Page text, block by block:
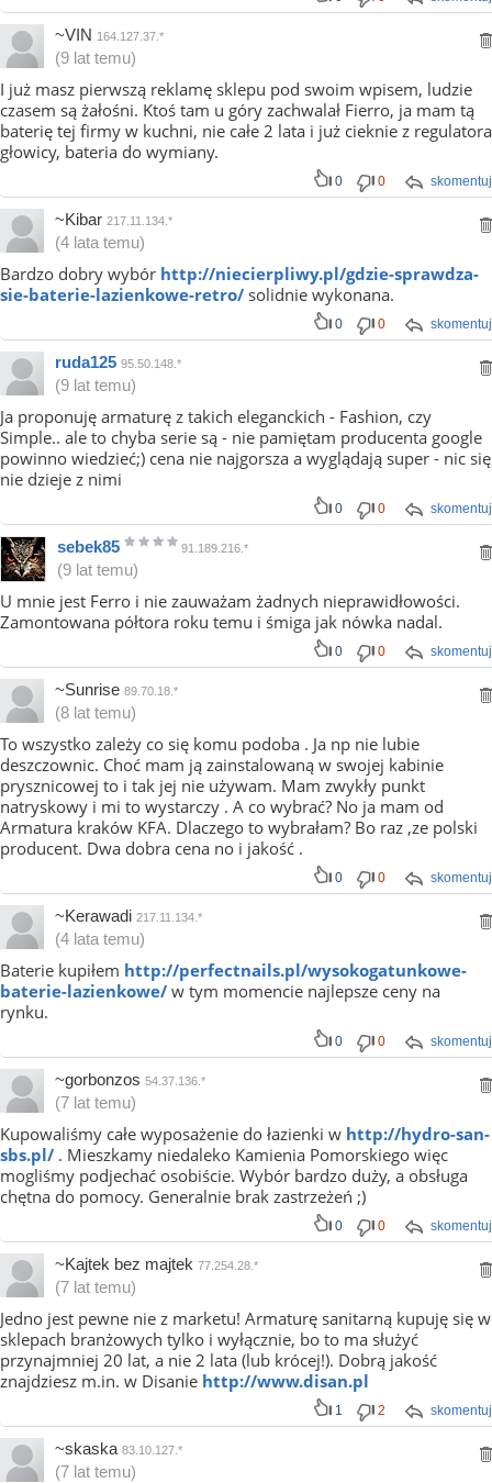
~VIN 164.127.37.*
(9 lat temu)
I już masz pierwszą reklamę sklepu pod swoim wpisem, ludzie
czasem są żałośni. Ktoś tam u góry zachwalał Fierro, ja mam tą
baterię tej firmy w kuchni, nie całe 2 lata i już cieknie z regulatora
głowicy, bateria do wymiany.
skomentuj
0 0
~Kibar 217.11.134.*
(4 lata temu)
Bardzo dobry wybór http://niecierpliwy.pl/gdzie-sprawdza-
sie-baterie-lazienkowe-retro/ solidnie wykonana.
skomentuj
0 0
ruda125 95.50.148.*
(9 lat temu)
Ja proponuję armaturę z takich eleganckich - Fashion, czy
Simple.. ale to chyba serie są - nie pamiętam producenta google
powinno wiedzieć;) cena nie najgorsza a wyglądają super - nic się
nie dzieje z nimi
skomentuj
0 0
sebek85 91.189.216.*
(9 lat temu)
U mnie jest Ferro i nie zauważam żadnych nieprawidłowości.
Zamontowana półtora roku temu i śmiga jak nówka nadal.
skomentuj
0 0
~Sunrise 89.70.18.*
(8 lat temu)
To wszystko zależy co się komu podoba . Ja np nie lubie
deszczownic. Choć mam ją zainstalowaną w swojej kabinie
prysznicowej to i tak jej nie używam. Mam zwykły punkt
natryskowy i mi to wystarczy . A co wybrać? No ja mam od
Armatura kraków KFA. Dlaczego to wybrałam? Bo raz ,ze polski
producent. Dwa dobra cena no i jakość .
skomentuj
0 0
~Kerawadi 217.11.134.*
(4 lata temu)
Baterie kupiłem http://perfectnails.pl/wysokogatunkowe-
baterie-lazienkowe/ w tym momencie najlepsze ceny na
rynku.
skomentuj
0 0
~gorbonzos 54.37.136.*
(7 lat temu)
Kupowaliśmy całe wyposażenie do łazienki w http://hydro-san-
sbs.pl/ . Mieszkamy niedaleko Kamienia Pomorskiego więc
mogliśmy podjechać osobiście. Wybór bardzo duży, a obsługa
chętna do pomocy. Generalnie brak zastrzeżeń ;)
skomentuj
0 0
~Kajtek bez majtek 77.254.28.*
(7 lat temu)
Jedno jest pewne nie z marketu! Armaturę sanitarną kupuję się w
sklepach branżowych tylko i wyłącznie, bo to ma służyć
przynajmniej 20 lat, a nie 2 lata (lub krócej!). Dobrą jakość
znajdziesz m.in. w Disanie http://www.disan.pl
skomentuj
1 2
~skaska 83.10.127.*
(7 lat temu)